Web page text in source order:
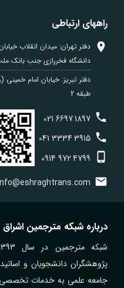
راههای ارتباطی
دفتر تهران: میدان انقلاب
دانشگاه فخررازی جنب بانک ملت
دفتر تبریز: خیابان امام
طبقه 2
021 66971897
041 33343915
0914 9724799
درباره شبکه مترجمین اشراق
پژوهشگران دانشجویان و
جامعه علمی به خدمات تخصصی